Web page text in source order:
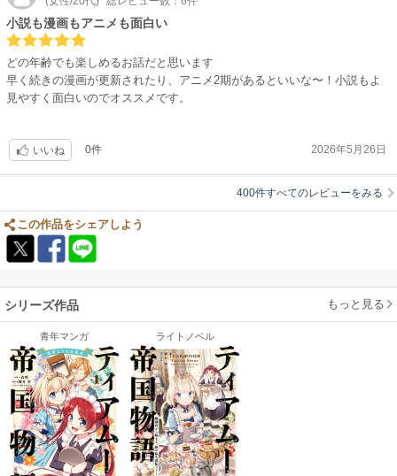
しかもその勝手な深掘りに無理がない！
え？この話しこのまま進めて、どうやって深掘りだけで解決するの？と戸
惑って読み進めていると、ちゃんと理に適って解決したりするので『なる
ほど、そうきたか！』ってスッキリする。
作中で、主人公の考えが読めず、どうするつもりですか！？みたいになっ
って勝手になってる取り巻きの気持ちを、別視点で共感する事が出来る
『流石！作詩様！！！』(笑)
主人公がバカでワガママで、周りが勝手に解決まで持っていく感じです
が、その中で偶に見せる主人公の成長にもホッコリします。
重くないからサクッと読める！
みも楽しめる！
色々な楽しみ方が出切るので、どんな精神状態の時でも読めるのが良いで
レビューをこんなに長文かける位には面白いです(笑)
アニメ化も決まったんだ！嬉しい♪
小説も漫画もアニメも面白い
どの年齢でも楽しめるお話だと思います
早く続きの漫画が更新されたり、アニメ2期があるといいな〜！小説もよ
見やすく面白いのでオススメです。
いいね 0件 2026年5月26日
400件すべてのレビューをみる
この作品をシェアしよう
シリーズ作品 もっと見る
青年マンガ ライトノベル